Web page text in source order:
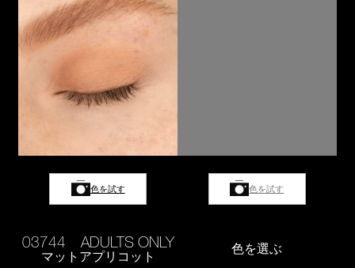
色を試す
03744 ADULTS ONLY
マットアプリコット
色を試す
色を選ぶ